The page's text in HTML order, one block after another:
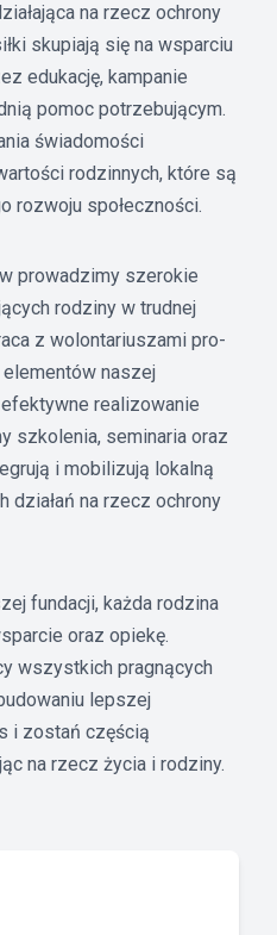
na rzecz ochrony
skupiają się na wsparciu
edukację, kampanie
pomoc potrzebującym.
świadomości
rodzinnych, które są
rozwoju społeczności.
prowadzimy szerokie
rodziny w trudnej
z wolontariuszami pro-
naszej
realizowanie
szkolenia, seminaria oraz
i mobilizują lokalną
działań na rzecz ochrony
fundacji, każda rodzina
oraz opiekę.
wszystkich pragnących
lepszej
i zostań częścią
na rzecz życia i rodziny.